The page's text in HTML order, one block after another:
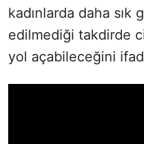
kadınlarda daha
edilmediği takdirde
yol açabileceğini